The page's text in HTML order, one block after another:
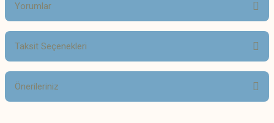
Yorumlar
Bu ürüne ilk yorumu siz yapın!
Taksit Seçenekleri
Önerileriniz